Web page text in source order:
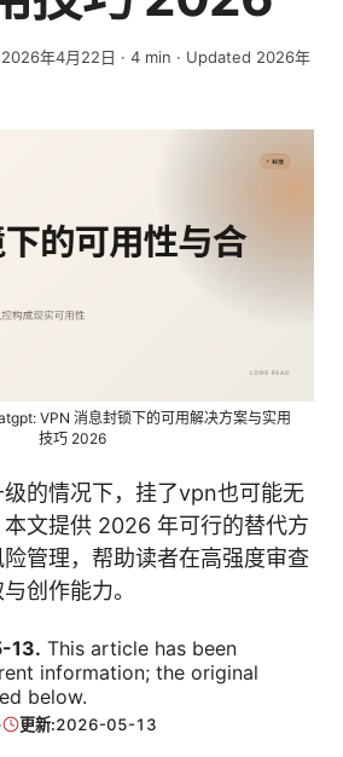
2026年4月22日 · 4 min · Updated 2026年
VPN 消息封锁下的可用解决方案与实用
技巧 2026
的情况下，挂了vpn也可能无
文提供 2026 年可行的替代方
管理，帮助读者在高强度审查
创作能力。
13. This article has been
information; the original
below.
· 更新:2026-05-13